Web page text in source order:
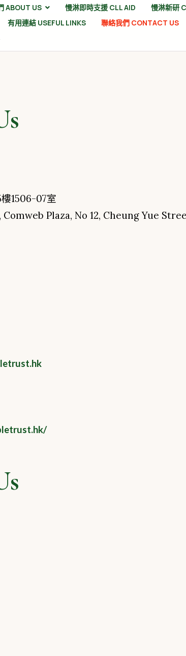
ABOUT US 慢淋即時支援 CLL AID 慢淋新研
有用連結 USEFUL LINKS 聯絡我們 CONTACT US
1506-07室
Plaza, No 12, Cheung Yue